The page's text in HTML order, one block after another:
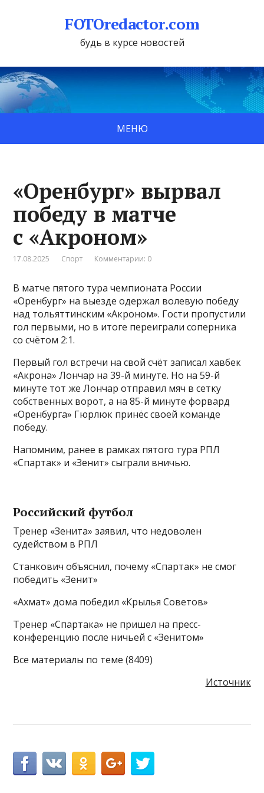
FOTOredactor.com
будь в курсе новостей
МЕНЮ
«Оренбург» вырвал
победу в матче
с «Акроном»
17.08.2025 Спорт Комментарии: 0
В матче пятого тура чемпионата России
«Оренбург» на выезде одержал волевую победу
над тольяттинским «Акроном». Гости пропустили
гол первыми, но в итоге переиграли соперника
со счётом 2:1.
Первый гол встречи на свой счёт записал хавбек
«Акрона» Лончар на 39-й минуте. Но на 59-й
минуте тот же Лончар отправил мяч в сетку
собственных ворот, а на 85-й минуте форвард
«Оренбурга» Гюрлюк принёс своей команде
победу.
Напомним, ранее в рамках пятого тура РПЛ
«Спартак» и «Зенит» сыграли вничью.
Российский футбол
Тренер «Зенита» заявил, что недоволен
судейством в РПЛ
Станкович объяснил, почему «Спартак» не смог
победить «Зенит»
«Ахмат» дома победил «Крылья Советов»
Тренер «Спартака» не пришел на пресс-
конференцию после ничьей с «Зенитом»
Все материалы по теме (8409)
Источник